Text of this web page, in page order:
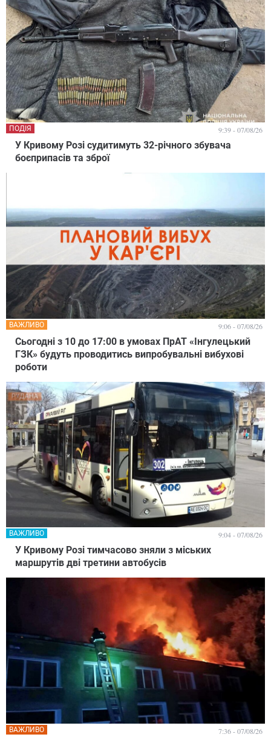
У Кривому Розі судитимуть 32-річного збувача
боєприпасів та зброї
ПОДІЯ 9:39 - 07/08/26
Сьогодні з 10 до 17:00 в умовах ПрАТ «Інгулецький
ГЗК» будуть проводитись випробувальні вибухові
роботи
ВАЖЛИВО 9:06 - 07/08/26
У Кривому Розі тимчасово зняли з міських
маршрутів дві третини автобусів
ВАЖЛИВО 9:04 - 07/08/26
ВАЖЛИВО 7:36 - 07/08/26